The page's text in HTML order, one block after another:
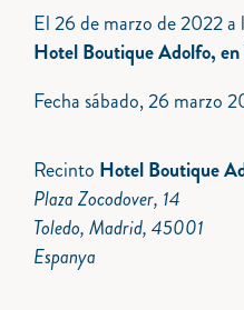
El 26 de marzo de 2022
Hotel Boutique Adolfo, en
Fechasábado, 26 marzo
Recinto Hotel Boutique
Plaza Zocodover, 14
Toledo, Madrid, 45001
Espanya